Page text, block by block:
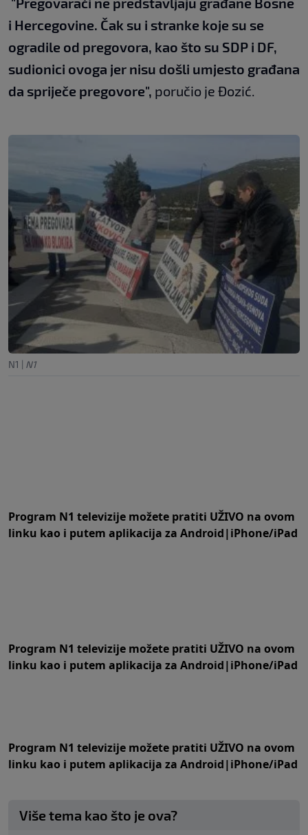
i Hercegovine. Čak su i stranke koje su se
ogradile od pregovora, kao što su SDP i DF,
sudionici ovoga jer nisu došli umjesto građana
da spriječe pregovore", poručio je Đozić.
N1 | N1
Program N1 televizije možete pratiti UŽIVO na ovom
linku kao i putem aplikacija za Android|iPhone/iPad
Program N1 televizije možete pratiti UŽIVO na ovom
linku kao i putem aplikacija za Android|iPhone/iPad
Program N1 televizije možete pratiti UŽIVO na ovom
linku kao i putem aplikacija za Android|iPhone/iPad
Više tema kao što je ova?